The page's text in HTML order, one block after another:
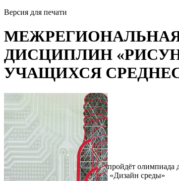
Версия для печати
ДИСЦИПЛИН
УЧАЩИХСЯ
пройдёт
«Дизайн среды»